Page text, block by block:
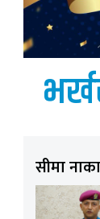
सीमा